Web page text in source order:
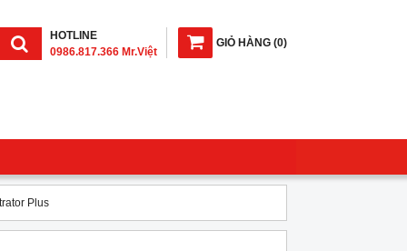
GIỎ HÀNG (0)
HOTLINE
0986.817.366 Mr.Việt
Plus